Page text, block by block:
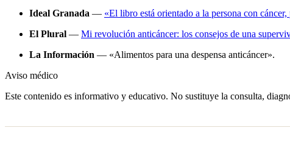
Ideal Granada — «El libro está orientado a la persona con
El Plural — Mi revolución anticáncer: los consejos de una
La Información — «Alimentos para una despensa anticáncer».
Aviso médico
Este contenido es informativo y educativo. No sustituye la consulta,